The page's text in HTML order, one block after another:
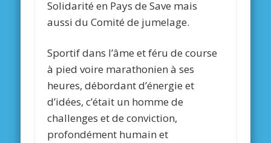
Solidarité en Pays de Save mais
aussi du Comité de jumelage.
Sportif dans l’âme et féru de course
à pied voire marathonien à ses
heures, débordant d’énergie et
d’idées, c’était un homme de
challenges et de conviction,
profondément humain et